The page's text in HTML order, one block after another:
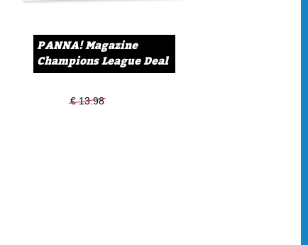
PANNA! Magazine
Champions League Deal
€ 13.98€ 11.99